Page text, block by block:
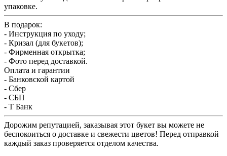
упаковке.
В подарок:
- Инструкция по уходу;
- Кризал (для букетов);
- Фирменная открытка;
- Фото перед доставкой.
Оплата и гарантии
- Банковской картой
- Сбер
- СБП
- Т Банк
Дорожим репутацией, заказывая этот букет вы можете не
беспокоиться о доставке и свежести цветов! Перед отправкой
каждый заказ проверяется отделом качества.